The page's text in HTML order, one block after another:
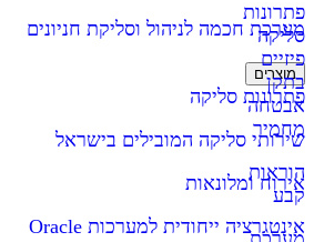
פתרונות
סליקה
פיזיים
בתקן
אבטחה
מחמיר
הוראות
קבע
מערכת חכמה לניהול וסליקת חניונים
מוצרים
פתרונות סליקה
שירותי סליקה המובילים בישראל
אירוח ומלונאות
אינטגרציה ייחודית למערכות Oracle